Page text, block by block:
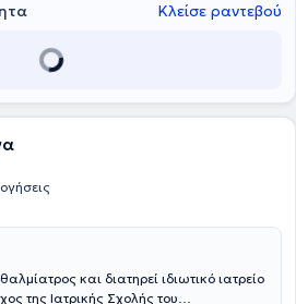
Κλείσε ραντεβού
και διατηρεί ιδιωτικό ιατρείο
της Ιατρικής Σχολής του